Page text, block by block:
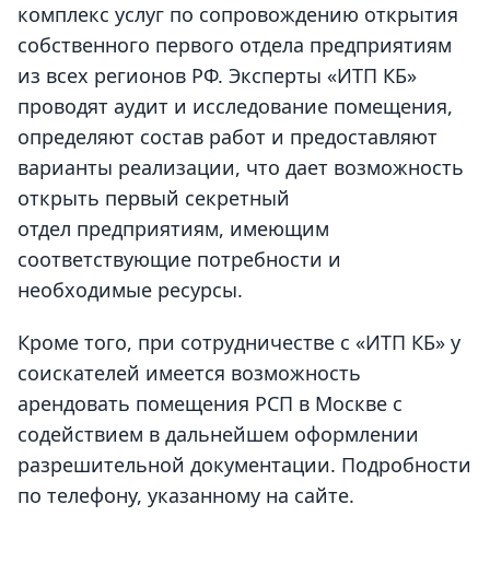
комплекс услуг по сопровождению открытия
собственного первого отдела предприятиям
из всех регионов РФ. Эксперты «ИТП КБ»
проводят аудит и исследование помещения,
определяют состав работ и предоставляют
варианты реализации, что дает возможность
открыть первый секретный
отдел предприятиям, имеющим
соответствующие потребности и
необходимые ресурсы.
Кроме того, при сотрудничестве с «ИТП КБ» у
соискателей имеется возможность
арендовать помещения РСП в Москве с
содействием в дальнейшем оформлении
разрешительной документации. Подробности
по телефону, указанному на сайте.